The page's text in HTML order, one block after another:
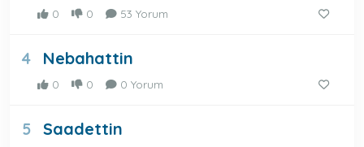
0 0 53 Yorum
4 Nebahattin
0 0 0 Yorum
5 Saadettin